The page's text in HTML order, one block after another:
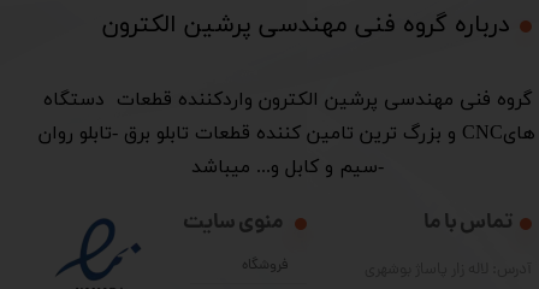
درباره گروه فنی مهندسی پرشین الکترون​​​​​​​
​گروه فنی مهندسی پرشین الکترون واردکننده قطعات دستگاه
هایCNC و بزرگ ترین تامین کننده قطعات تابلو برق -تابلو روان
-سیم و کابل و... میباشد
منوی سایت
فروشگاه
تماس با ما